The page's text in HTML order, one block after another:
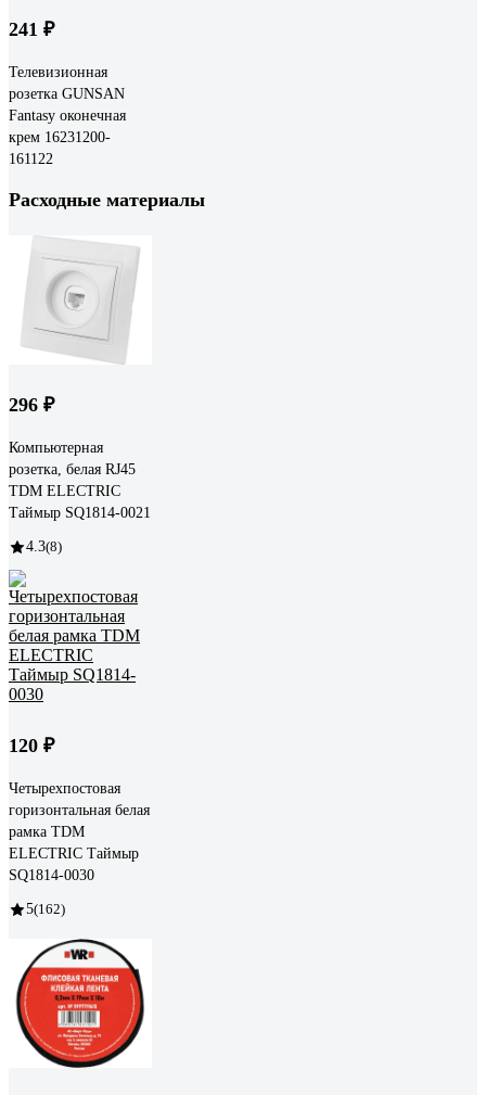
241 ₽
Телевизионная
розетка GUNSAN
Fantasy оконечная
крем 16231200-
161122
Расходные материалы
296 ₽
Компьютерная
розетка, белая RJ45
TDM ELECTRIC
Таймыр SQ1814-0021
4.3(8)
120 ₽
Четырехпостовая
горизонтальная белая
рамка TDM
ELECTRIC Таймыр
SQ1814-0030
5(162)